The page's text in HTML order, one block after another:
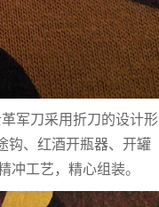
军刀采用折刀的设计形
钩、红酒开瓶器、开罐
冲工艺，精心组装。